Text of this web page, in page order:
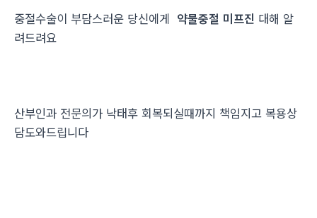
중절수술이 부담스러운 당신에게 약물중절 미프진 대해 알
려드려요
산부인과 전문의가 낙태후 회복되실때까지 책임지고 복용상
담도와드립니다